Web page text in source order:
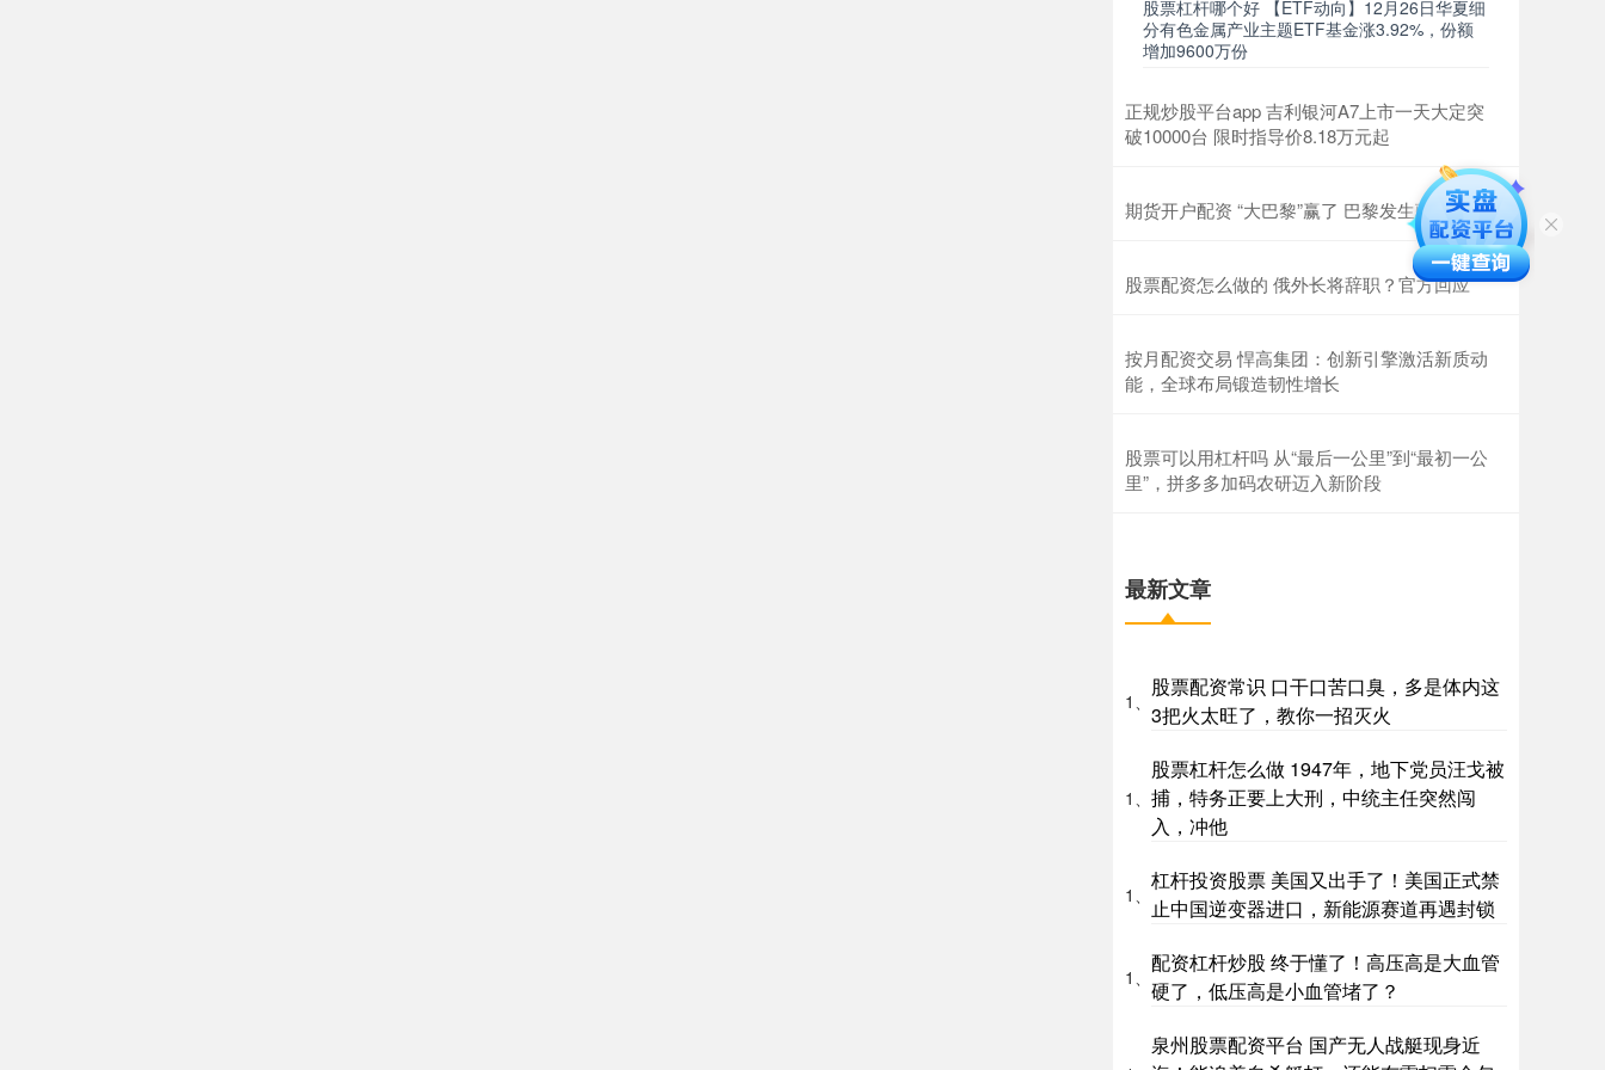
股票杠杆哪个好 【ETF动向】12月26日华夏细
分有色金属产业主题ETF基金涨3.92%，份额
增加9600万份
正规炒股平台app 吉利银河A7上市一天大定突
破10000台 限时指导价8.18万元起
期货开户配资 “大巴黎”赢了 巴黎发生骚乱
股票配资怎么做的 俄外长将辞职？官方回应
按月配资交易 悍高集团：创新引擎激活新质动
能，全球布局锻造韧性增长
股票可以用杠杆吗 从“最后一公里”到“最初一公
里”，拼多多加码农研迈入新阶段
最新文章
1、
股票配资常识 口干口苦口臭，多是体内这
3把火太旺了，教你一招灭火
1、
股票杠杆怎么做 1947年，地下党员汪戈被
捕，特务正要上大刑，中统主任突然闯
入，冲他
1、
杠杆投资股票 美国又出手了！美国正式禁
止中国逆变器进口，新能源赛道再遇封锁
1、
配资杠杆炒股 终于懂了！高压高是大血管
硬了，低压高是小血管堵了？
泉州股票配资平台 国产无人战艇现身近